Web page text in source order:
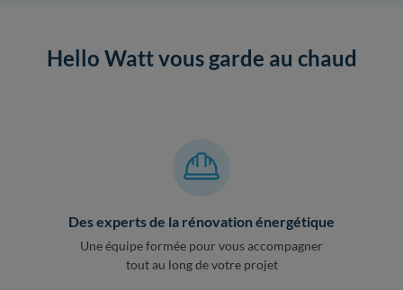
Hello Watt vous garde au chaud
Des experts de la rénovation énergétique
Une équipe formée pour vous accompagner
tout au long de votre projet